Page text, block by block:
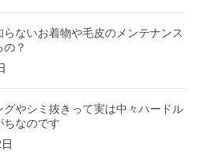
ないお着物や毛皮のメンテナンス
の？
グやシミ抜きって実は中々ハードル
ちなのです